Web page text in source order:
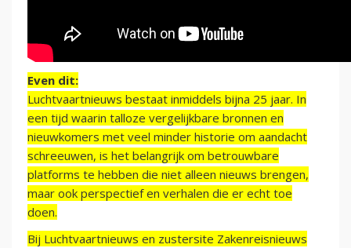
Even dit:
Luchtvaartnieuws bestaat inmiddels bijna 25 jaar. In
een tijd waarin talloze vergelijkbare bronnen en
nieuwkomers met veel minder historie om aandacht
schreeuwen, is het belangrijk om betrouwbare
platforms te hebben die niet alleen nieuws brengen,
maar ook perspectief en verhalen die er echt toe
doen.
Bij Luchtvaartnieuws en zustersite Zakenreisnieuws